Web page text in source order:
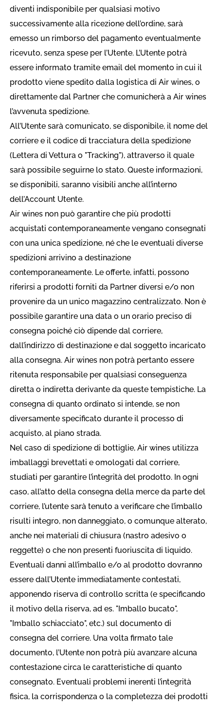
diventi indisponibile per qualsiasi motivo
successivamente alla ricezione dell’ordine, sarà
emesso un rimborso del pagamento eventualmente
ricevuto, senza spese per l’Utente. L’Utente potrà
essere informato tramite email del momento in cui il
prodotto viene spedito dalla logistica di Air wines, o
direttamente dal Partner che comunicherà a Air wines
l’avvenuta spedizione.
All’Utente sarà comunicato, se disponibile, il nome del
corriere e il codice di tracciatura della spedizione
(Lettera di Vettura o "Tracking"), attraverso il quale
sarà possibile seguirne lo stato. Queste informazioni,
se disponibili, saranno visibili anche all’interno
dell’Account Utente.
Air wines non può garantire che più prodotti
acquistati contemporaneamente vengano consegnati
con una unica spedizione, né che le eventuali diverse
spedizioni arrivino a destinazione
contemporaneamente. Le offerte, infatti, possono
riferirsi a prodotti forniti da Partner diversi e/o non
provenire da un unico magazzino centralizzato. Non è
possibile garantire una data o un orario preciso di
consegna poiché ciò dipende dal corriere,
dall’indirizzo di destinazione e dal soggetto incaricato
alla consegna. Air wines non potrà pertanto essere
ritenuta responsabile per qualsiasi conseguenza
diretta o indiretta derivante da queste tempistiche. La
consegna di quanto ordinato si intende, se non
diversamente specificato durante il processo di
acquisto, al piano strada.
Nel caso di spedizione di bottiglie, Air wines utilizza
imballaggi brevettati e omologati dal corriere,
studiati per garantire l’integrità del prodotto. In ogni
caso, all’atto della consegna della merce da parte del
corriere, l’utente sarà tenuto a verificare che l’imballo
risulti integro, non danneggiato, o comunque alterato,
anche nei materiali di chiusura (nastro adesivo o
reggette) o che non presenti fuoriuscita di liquido.
Eventuali danni all’imballo e/o al prodotto dovranno
essere dall’Utente immediatamente contestati,
apponendo riserva di controllo scritta (e specificando
il motivo della riserva, ad es. "Imballo bucato",
"Imballo schiacciato", etc.) sul documento di
consegna del corriere. Una volta firmato tale
documento, l’Utente non potrà più avanzare alcuna
contestazione circa le caratteristiche di quanto
consegnato. Eventuali problemi inerenti l’integrità
fisica, la corrispondenza o la completezza dei prodotti